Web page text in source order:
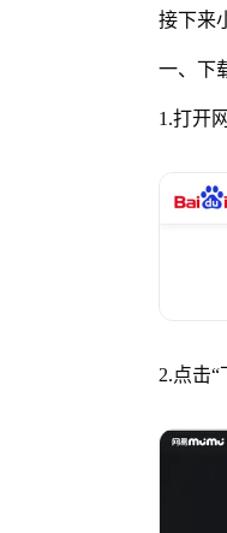
接下来
一、下
1.打开
2.点击“